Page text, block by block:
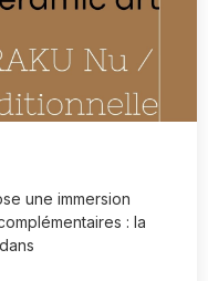
une immersion
: la